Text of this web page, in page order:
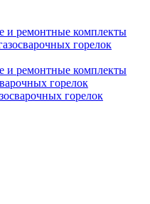
и ремонтные комплекты
горелок
и ремонтные комплекты
горелок
горелок